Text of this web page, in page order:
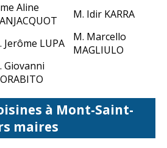
Aline
M. Idir KARRA
Jerôme LUPA
M. Marcello
MAGLIULO
Giovanni
à Mont-Saint-
maires